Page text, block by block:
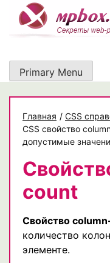
content
Primary Menu
Главная / CSS
CSS свойство
допустимые
count
Свойство
количество
элементе.